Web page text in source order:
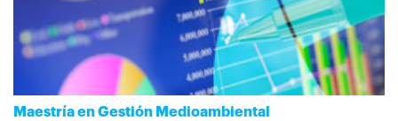
Maestría en Gestión Medioambiental